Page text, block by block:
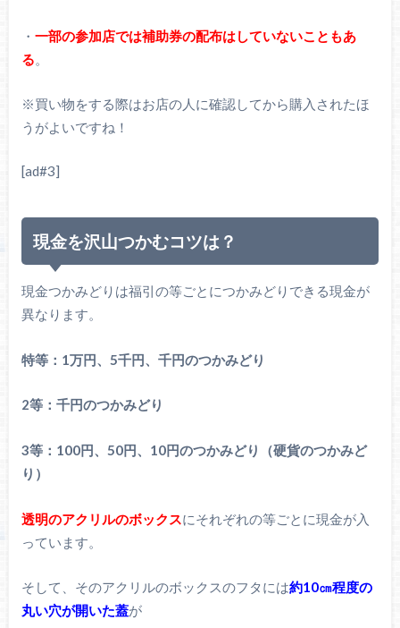
・ 一部の参加店では補助券の配布はしていないこともあ
る。
※買い物をする際はお店の人に確認してから購入されたほ
うがよいですね！
[ad#3]
現金を沢山つかむコツは？
現金つかみどりは福引の等ごとにつかみどりできる現金が
異なります。
特等：1万円、5千円、千円のつかみどり
2等：千円のつかみどり
3等：100円、50円、10円のつかみどり（硬貨のつかみど
り）
透明のアクリルのボックスにそれぞれの等ごとに現金が入
っています。
そして、そのアクリルのボックスのフタには約10㎝程度の
丸い穴が開いた蓋が